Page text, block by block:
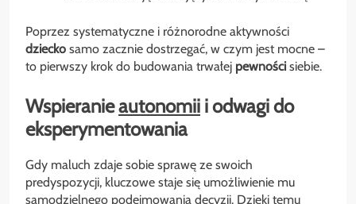
Poprzez systematyczne i różnorodne aktywności
dziecko samo zacznie dostrzegać, w czym jest mocne –
to pierwszy krok do budowania trwałej pewności siebie.
Wspieranieautonomii i odwagi do
eksperymentowania
Gdy maluch zdaje sobie sprawę ze swoich
predyspozycji, kluczowe staje się umożliwienie mu
samodzielnego podejmowania decyzji. Dzięki temu